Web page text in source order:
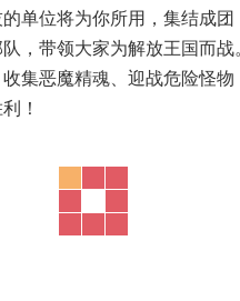
单位将为你所用，集结成团
，带领大家为解放王国而战
集恶魔精魂、迎战危险怪物
！